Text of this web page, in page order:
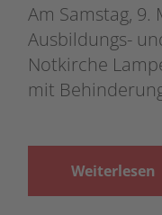
Am Samstag, 9.
Ausbildungs-
Notkirche
mit
Weiterlesen